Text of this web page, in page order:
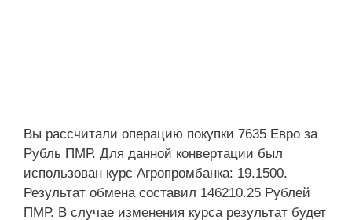
Вы рассчитали операцию покупки 7635 Евро за
Рубль ПМР. Для данной конвертации был
использован курс Агропромбанка: 19.1500.
Результат обмена составил 146210.25 Рублей
ПМР. В случае изменения курса результат будет